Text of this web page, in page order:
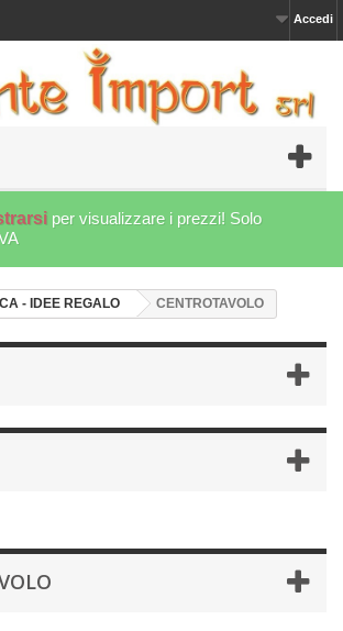
Accedi
per visualizzare i prezzi! Solo
- IDEE REGALO CENTROTAVOLO